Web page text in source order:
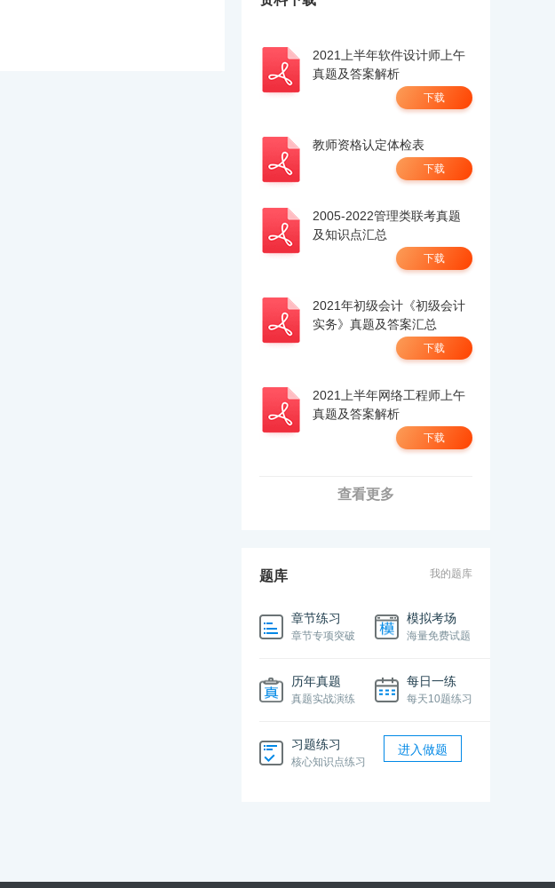
2021上半年软件设计师上午
真题及答案解析
下载
教师资格认定体检表
下载
2005-2022管理类联考真题
及知识点汇总
下载
2021年初级会计《初级会计
实务》真题及答案汇总
下载
2021上半年网络工程师上午
真题及答案解析
下载
查看更多
题库 我的题库
章节练习
章节专项突破
模拟考场
海量免费试题
历年真题
真题实战演练
每日一练
每天10题练习
习题练习
核心知识点练习
进入做题